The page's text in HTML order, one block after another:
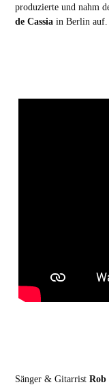
produzierte und nahm
de Cassiain Berlin auf.
Sänger & Gitarrist Rob